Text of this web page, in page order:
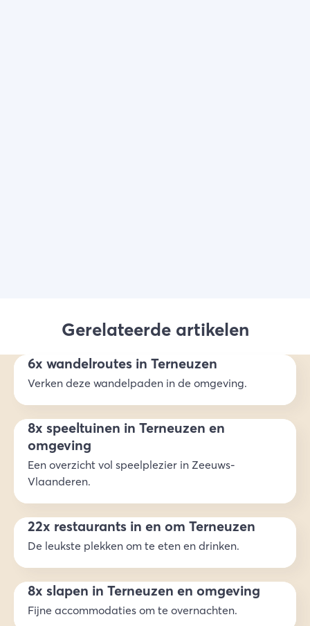
Gerelateerde artikelen
6x wandelroutes in Terneuzen
Verken deze wandelpaden in de omgeving.
8x speeltuinen in Terneuzen en
omgeving
Een overzicht vol speelplezier in Zeeuws-
Vlaanderen.
22x restaurants in en om Terneuzen
De leukste plekken om te eten en drinken.
8x slapen in Terneuzen en omgeving
Fijne accommodaties om te overnachten.